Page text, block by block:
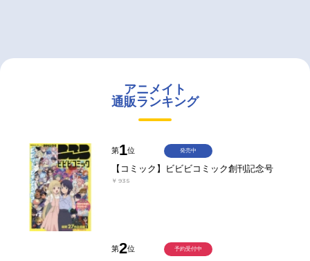
アニメイト
通販ランキング
第1位
【コミック】ビビビコミック創刊記念号
￥935
発売中
第2位 予約受付中